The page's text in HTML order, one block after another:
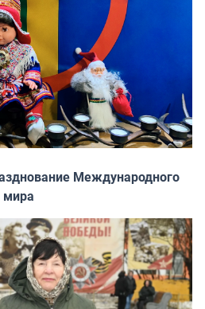
Международного
мира